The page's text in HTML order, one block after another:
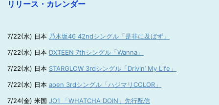
リリース・カレンダー
7/22(水) 日本 乃木坂46 42ndシングル「是非に及ばず」
7/22(水) 日本 DXTEEN 7thシングル「Wanna」
7/22(水) 日本 STARGLOW 3rdシングル「Drivin’ My Life」
7/22(水) 日本 aoen 3rdシングル「ハジマリCOLOR」
7/24(金) 米国 JO1 「WHATCHA DOIN」先行配信